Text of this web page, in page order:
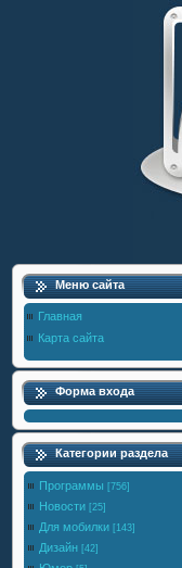
Меню сайта
Главная
Карта сайта
Форма входа
Категории раздела
Программы [756]
Новости [25]
Для мобилки [143]
Дизайн [42]